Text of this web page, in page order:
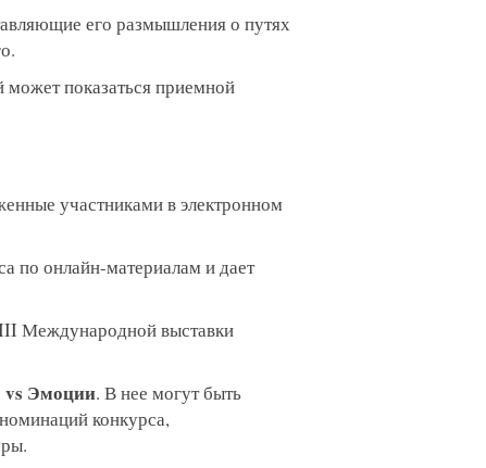
его размышления о путях
показаться приемной
участниками в электронном
по онлайн-материалам и дает
Международной выставки
vs Эмоции. В нее могут быть
конкурса,